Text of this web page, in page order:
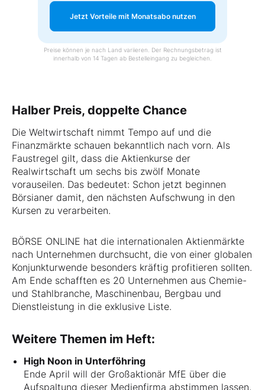
Jetzt Vorteile mit Monatsabo nutzen
Preise können je nach Land variieren. Der Rechnungsbetrag ist
innerhalb von 14 Tagen ab Bestelleingang zu begleichen.
Halber Preis, doppelte Chance
Die Weltwirtschaft nimmt Tempo auf und die
Finanzmärkte schauen bekanntlich nach vorn. Als
Faustregel gilt, dass die Aktienkurse der
Realwirtschaft um sechs bis zwölf Monate
vorauseilen. Das bedeutet: Schon jetzt beginnen
Börsianer damit, den nächsten Aufschwung in den
Kursen zu verarbeiten.
BÖRSE ONLINE hat die internationalen Aktienmärkte
nach Unternehmen durchsucht, die von einer globalen
Konjunkturwende besonders kräftig profitieren sollten.
Am Ende schafften es 20 Unternehmen aus Chemie-
und Stahlbranche, Maschinenbau, Bergbau und
Dienstleistung in die exklusive Liste.
Weitere Themen im Heft:
High Noon in Unterföhring
Ende April will der Großaktionär MfE über die
Aufspaltung dieser Medienfirma abstimmen lassen.